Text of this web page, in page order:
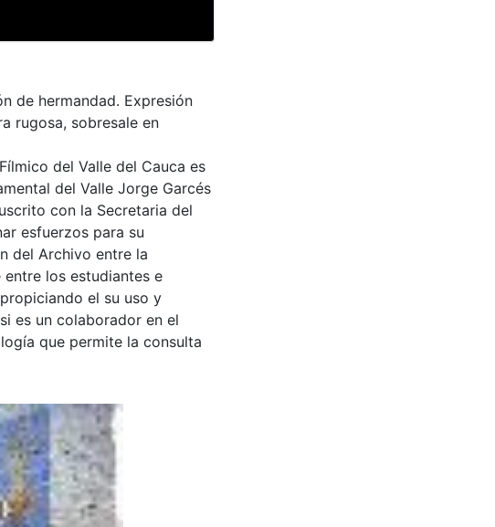
de hermandad. Expresión
rugosa, sobresale en
del Valle del Cauca es
del Valle Jorge Garcés
con la Secretaria del
esfuerzos para su
del Archivo entre la
entre los estudiantes e
el su uso y
es un colaborador en el
que permite la consulta